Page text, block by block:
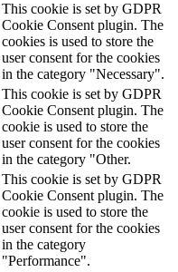
This cookie is set by GDPR
Cookie Consent plugin. The
cookies is used to store the
user consent for the cookies
in the category "Necessary".
This cookie is set by GDPR
Cookie Consent plugin. The
cookie is used to store the
user consent for the cookies
in the category "Other.
This cookie is set by GDPR
Cookie Consent plugin. The
cookie is used to store the
user consent for the cookies
in the category
"Performance".